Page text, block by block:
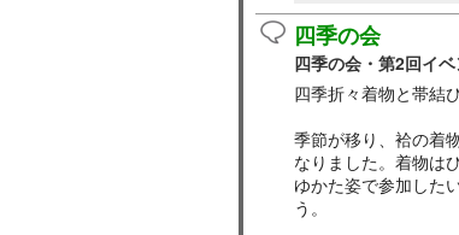
四季の会
四季の会・第2回イベ
四季折々着物と帯結
季節が移り、袷の着
なりました。着物は
ゆかた姿で参加した
う。